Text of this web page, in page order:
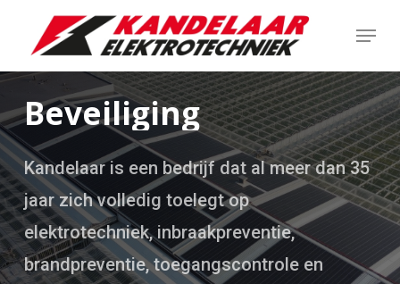
content
Menu
Beveiliging
Kandelaar is een bedrijf dat al meer dan 35
jaar zich volledig toelegt op
elektrotechniek, inbraakpreventie,
brandpreventie, toegangscontrole en